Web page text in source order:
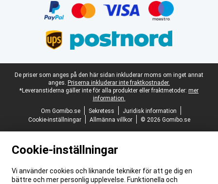
Juridisk fotnot
De priser som anges på den här sidan inkluderar moms om inget annat
anges. Priserna inkluderar inte fraktkostnader.
*Leveranstiderna gäller inte för alla produkter eller fraktmetoder: mer
information.
Om Gomibo.se
Sekretess
Juridisk information
Cookie-inställningar
Allmänna villkor © 2026 Gomibo.se
Cookie-inställningar
Vi använder cookies och liknande tekniker för att ge dig en
bättre och mer personlig upplevelse. Funktionella och